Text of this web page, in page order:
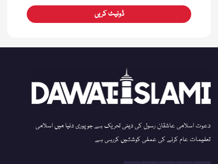
ڈونیٹ کریں
دعوت اسلامی عاشقان رسول کی دینی تحریک ہے جو پوری دنیا میں اسلامی
تعلیمات عام کرنے کی عملی کوششیں کررہی ہے